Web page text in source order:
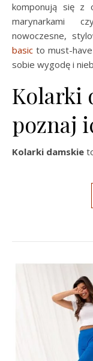
komponują się z
marynarkami
nowoczesne,
basic to must-
sobie wygodę i
Kolarki
poznaj
Kolarki damskie